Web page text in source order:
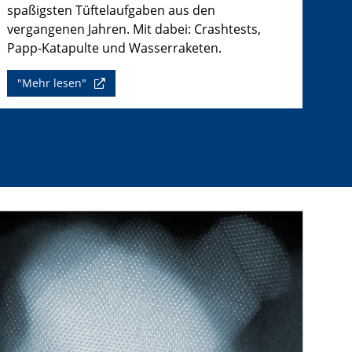
spaßigsten Tüftelaufgaben aus den
vergangenen Jahren. Mit dabei: Crashtests,
Papp-Katapulte und Wasserraketen.
"Mehr lesen"